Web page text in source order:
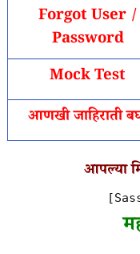
Forgot User /
Password
Mock Test
आणखी जाहिराती
आपल्या